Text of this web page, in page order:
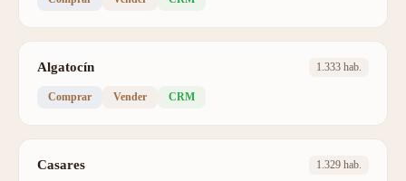
Algatocín 1.333 hab.
Comprar Vender CRM
Casares 1.329 hab.